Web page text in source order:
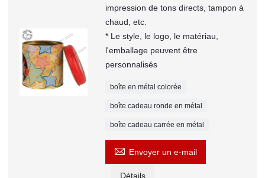
impression de tons directs, tampon à
chaud, etc.
* Le style, le logo, le matériau,
l'emballage peuvent être
personnalisés
boîte en métal colorée
boîte cadeau ronde en métal
boîte cadeau carrée en métal
 Envoyer un e-mail
Détails